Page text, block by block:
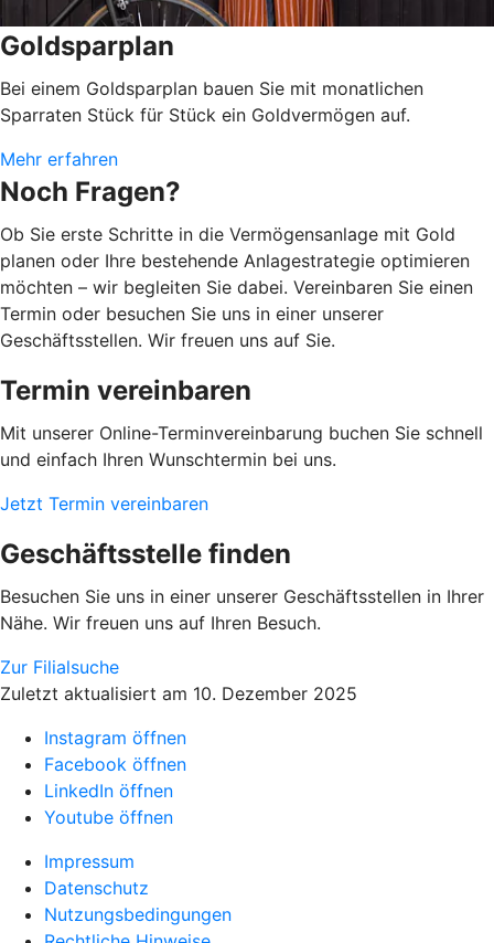
Goldsparplan
Bei einem Goldsparplan bauen Sie mit monatlichen
Sparraten Stück für Stück ein Goldvermögen auf.
Mehr erfahren
Noch Fragen?
Ob Sie erste Schritte in die Vermögensanlage mit Gold
planen oder Ihre bestehende Anlagestrategie optimieren
möchten – wir begleiten Sie dabei. Vereinbaren Sie einen
Termin oder besuchen Sie uns in einer unserer
Geschäftsstellen. Wir freuen uns auf Sie.
Termin vereinbaren
Mit unserer Online-Terminvereinbarung buchen Sie schnell
und einfach Ihren Wunschtermin bei uns.
Jetzt Termin vereinbaren
Geschäftsstelle finden
Besuchen Sie uns in einer unserer Geschäftsstellen in Ihrer
Nähe. Wir freuen uns auf Ihren Besuch.
Zur Filialsuche
Zuletzt aktualisiert am 10. Dezember 2025
Instagram öffnen
Facebook öffnen
LinkedIn öffnen
Youtube öffnen
Impressum
Datenschutz
Nutzungsbedingungen